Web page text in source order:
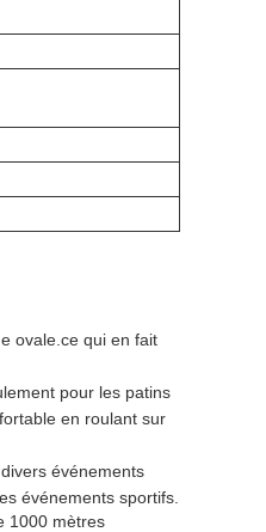
ovale.ce qui en fait
pour les patins
en roulant sur
événements
événements sportifs.
1000 mètres